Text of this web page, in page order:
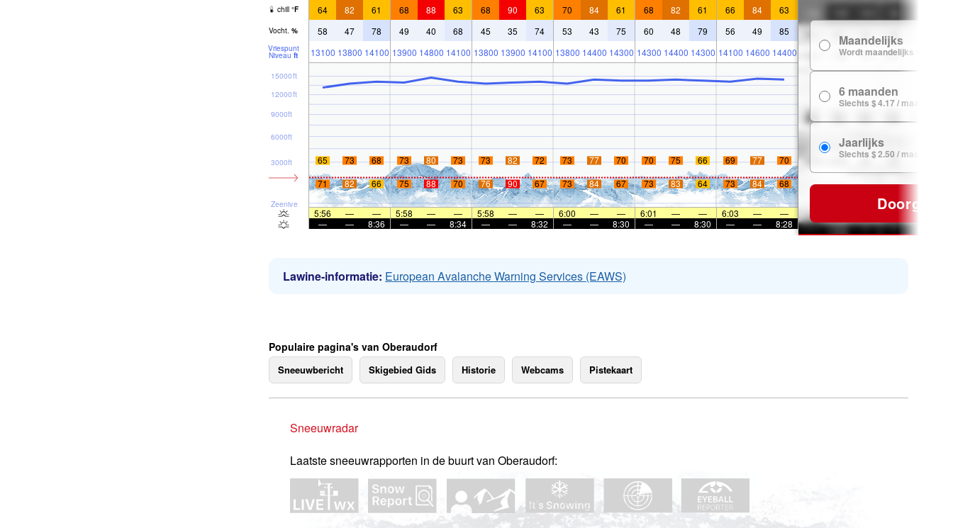
chill °F 64 82 61 68 88 63 68 90 63 70 84 61 68 82 61 66 84 63
Vocht. % 58 47 78 49 40 68 45 35 74 53 43 75 60 48 79 56 49 85
Vriespunt
Niveau ft 13100 13800 14100 13900 14800 14100 13800 13900 14100 13800 14400 14300 14300 14400 14300 14100 14600 14400
Zeeniveau
3000ft
6000ft
9000ft
12000ft
15000ft
65 73 68 73 80 73 73 82 72 73 77 70 70 75 66 69 77
70
71
82 66 75 88 70 76 90 67 73 84 67 73 83 64 73 84 68
5:56 — — 5:58 — — 5:58 — — 6:00 — — 6:01 — — 6:03 —
—
—
— 8:36 — — 8:34 — — 8:32 — — 8:30 — — 8:30 — — 8:28
Maandelijks
Wordt maandelijks verlengd
6 maanden
Slechts $ 4.17 / maand
Jaarlijks
Slechts $ 2.50 / maand
Doorgaan
Lawine-informatie: European Avalanche Warning Services (EAWS)
Populaire pagina's van Oberaudorf
Sneeuwbericht Skigebied Gids Historie Webcams Pistekaart
Sneeuwradar
Laatste sneeuwrapporten in de buurt van Oberaudorf: